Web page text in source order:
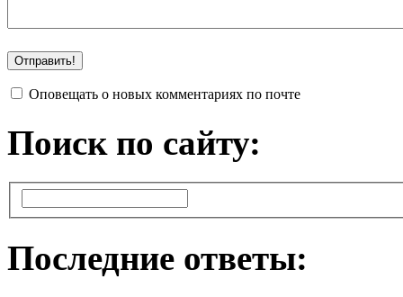
Оповещать о новых комментариях по почте
Поиск по сайту:
Последние ответы: